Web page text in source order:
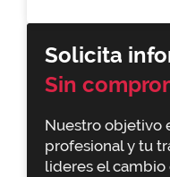
Solicita
Sin
Nuestro objetivo
profesional y tu
lideres el cambio